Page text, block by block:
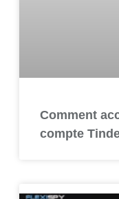
Comment
compte